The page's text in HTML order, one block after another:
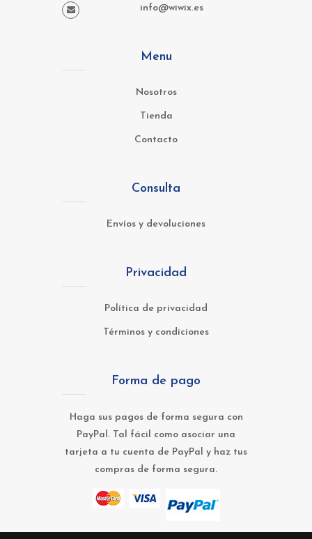
info@wiwix.es
Menu
Nosotros
Tienda
Contacto
Consulta
Envíos y devoluciones
Privacidad
Política de privacidad
Términos y condiciones
Forma de pago
Haga sus pagos de forma segura con
PayPal. Tal fácil como asociar una
tarjeta a tu cuenta de PayPal y haz tus
compras de forma segura.